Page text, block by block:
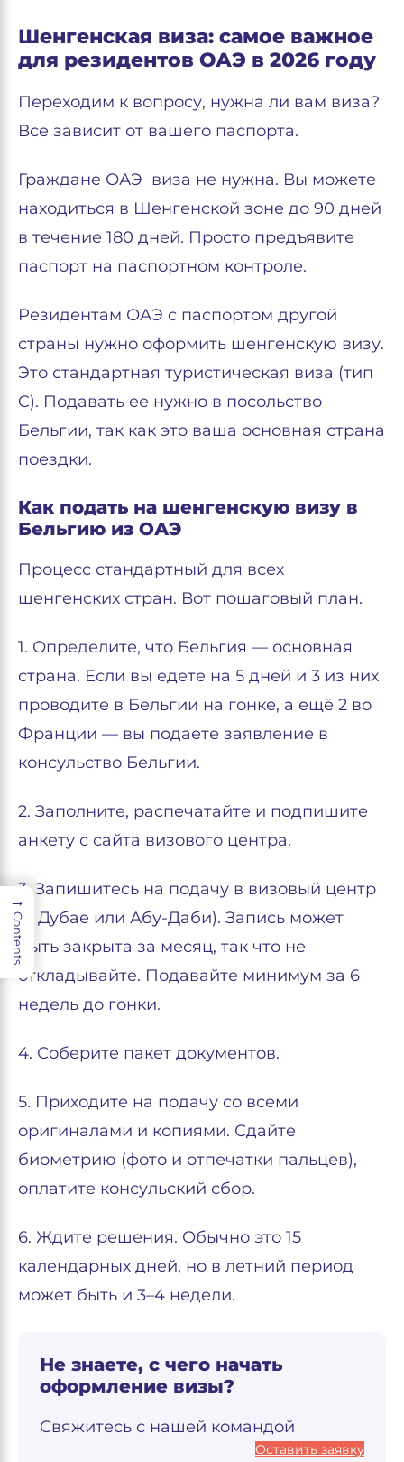
Шенгенская виза: самое важное
для резидентов ОАЭ в 2026 году
Переходим к вопросу, нужна ли вам виза?
Все зависит от вашего паспорта.
Граждане ОАЭ виза не нужна. Вы можете
находиться в Шенгенской зоне до 90 дней
в течение 180 дней. Просто предъявите
паспорт на паспортном контроле.
Резидентам ОАЭ с паспортом другой
страны нужно оформить шенгенскую визу.
Это стандартная туристическая виза (тип
C). Подавать ее нужно в посольство
Бельгии, так как это ваша основная страна
поездки.
Как подать на шенгенскую визу в
Бельгию из ОАЭ
Процесс стандартный для всех
шенгенских стран. Вот пошаговый план.
1. Определите, что Бельгия — основная
страна. Если вы едете на 5 дней и 3 из них
проводите в Бельгии на гонке, а ещё 2 во
Франции — вы подаете заявление в
консульство Бельгии.
2. Заполните, распечатайте и подпишите
анкету с сайта визового центра.
3. Запишитесь на подачу в визовый центр
(в Дубае или Абу-Даби). Запись может
быть закрыта за месяц, так что не
откладывайте. Подавайте минимум за 6
недель до гонки.
4. Соберите пакет документов.
5. Приходите на подачу со всеми
оригиналами и копиями. Сдайте
биометрию (фото и отпечатки пальцев),
оплатите консульский сбор.
6. Ждите решения. Обычно это 15
календарных дней, но в летний период
может быть и 3–4 недели.
Не знаете, с чего начать
оформление визы?
Свяжитесь с нашей командой
Оставить заявку
→
Contents